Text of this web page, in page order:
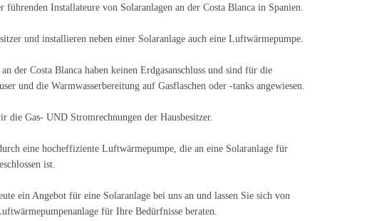
führenden Installateure von Solaranlagen an der Costa Blanca in Spanien.
und installieren neben einer Solaranlage auch eine Luftwärmepumpe.
der Costa Blanca haben keinen Erdgasanschluss und sind für die
und die Warmwasserbereitung auf Gasflaschen oder -tanks angewiesen.
die Gas- UND Stromrechnungen der Hausbesitzer.
eine hocheffiziente Luftwärmepumpe, die an eine Solaranlage für
ist.
ein Angebot für eine Solaranlage bei uns an und lassen Sie sich von
für Ihre Bedürfnisse beraten.